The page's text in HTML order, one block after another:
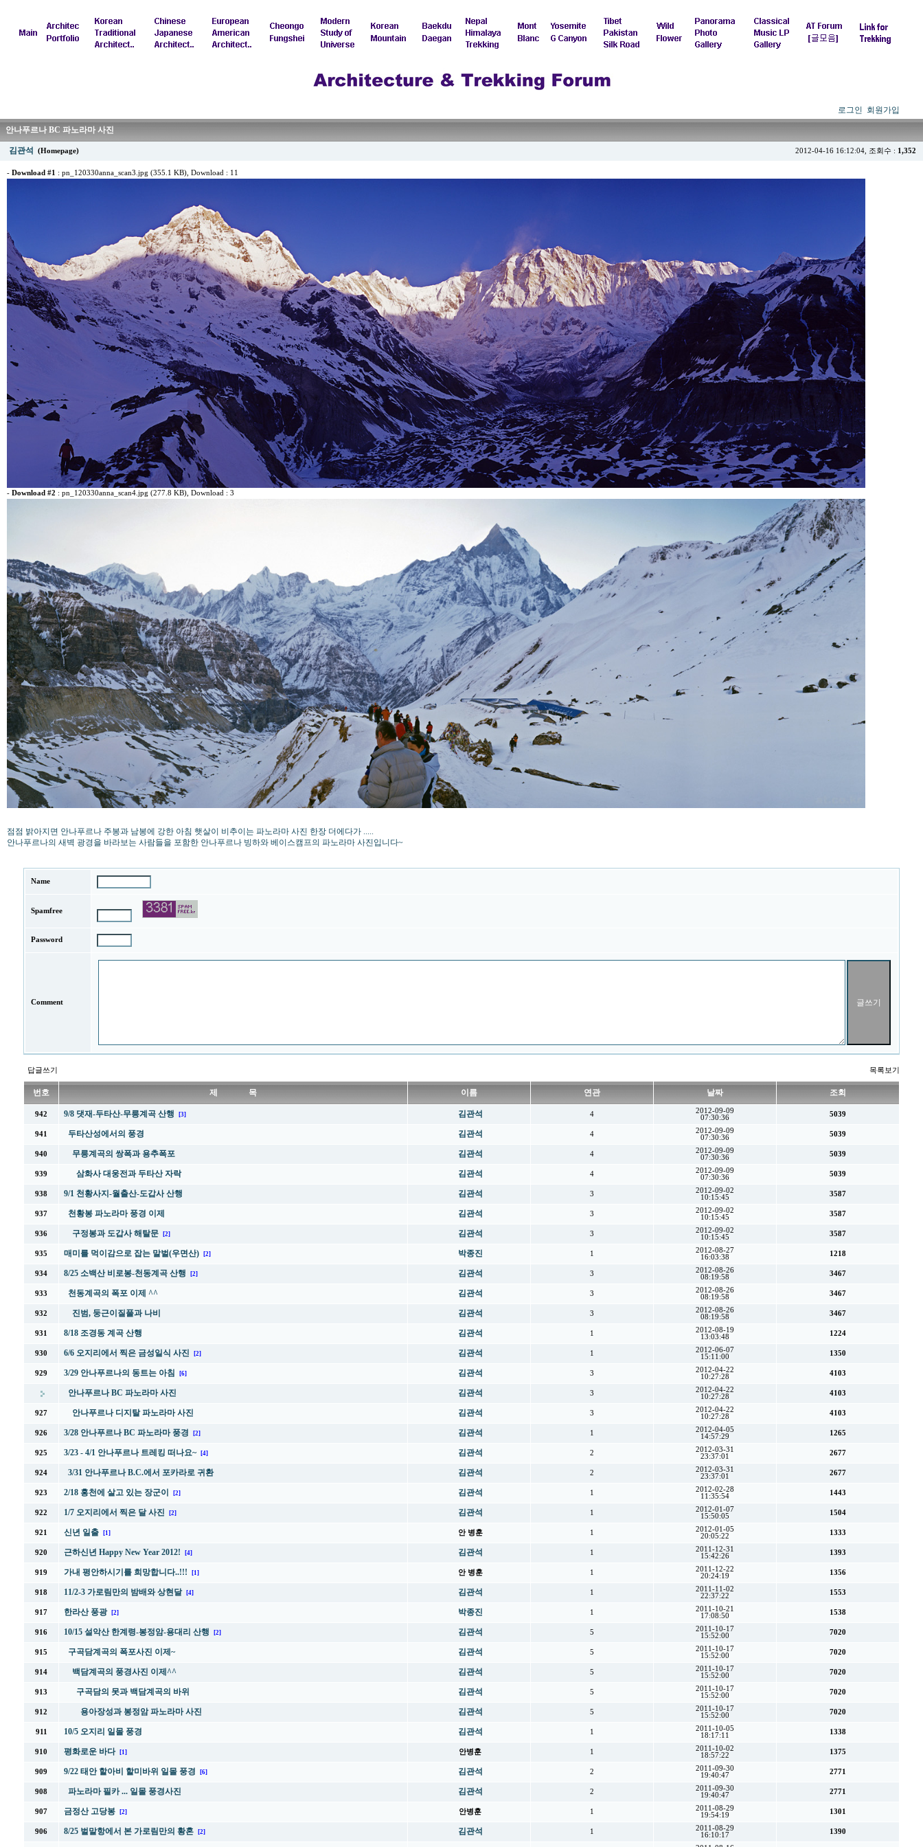
로그인 회원가입
안나푸르나 BC 파노라마 사진
김관석 (Homepage) 2012-04-16 16:12:04, 조회수 : 1,352
- Download #1 : pn_120330anna_scan3.jpg (355.1 KB) , Download : 11
- Download #2 : pn_120330anna_scan4.jpg (277.8 KB) , Download : 3
점점 밝아지면 안나푸르나 주봉과 남봉에 강한 아침 햇살이 비추이는 파노라마 사진 한장 더에다가 .....
안나푸르나의 새벽 광경을 바라보는 사람들을 포함한 안나푸르나 빙하와 베이스캠프의 파노라마 사진입니다~
Name
Spamfree
Password
Comment
답글쓰기 목록보기
번호 제 목 이름 연관 날짜 조회
942 9/8 댓재-두타산-무릉계곡 산행 [3] 김관석 4
2012-09-09
07:30:36
5039
941 두타산성에서의 풍경 김관석 4
2012-09-09
07:30:36
5039
940 무릉계곡의 쌍폭과 용추폭포 김관석 4
2012-09-09
07:30:36
5039
939 삼화사 대웅전과 두타산 자락 김관석 4
2012-09-09
07:30:36
5039
938 9/1 천황사지-월출산-도갑사 산행 김관석 3
2012-09-02
10:15:45
3587
937 천황봉 파노라마 풍경 이제 김관석 3
2012-09-02
10:15:45
3587
936 구정봉과 도갑사 해탈문 [2] 김관석 3
2012-09-02
10:15:45
3587
935 매미를 먹이감으로 잡는 말벌(우면산) [2] 박종진 1
2012-08-27
16:03:38
1218
934 8/25 소백산 비로봉-천동계곡 산행 [2] 김관석 3
2012-08-26
08:19:58
3467
933 천동계곡의 폭포 이제 ^^ 김관석 3
2012-08-26
08:19:58
3467
932 진범, 둥근이질풀과 나비 김관석 3
2012-08-26
08:19:58
3467
931 8/18 조경동 계곡 산행 김관석 1
2012-08-19
13:03:48
1224
930 6/6 오지리에서 찍은 금성일식 사진 [2] 김관석 1
2012-06-07
15:11:00
1350
929 3/29 안나푸르나의 동트는 아침 [6] 김관석 3
2012-04-22
10:27:28
4103
안나푸르나 BC 파노라마 사진 김관석 3
2012-04-22
10:27:28
4103
927 안나푸르나 디지탈 파노라마 사진 김관석 3
2012-04-22
10:27:28
4103
926 3/28 안나푸르나 BC 파노라마 풍경 [2] 김관석 1
2012-04-05
14:57:29
1265
925 3/23 - 4/1 안나푸르나 트레킹 떠나요~ [4] 김관석 2
2012-03-31
23:37:01
2677
924 3/31 안나푸르나 B.C.에서 포카라로 귀환 김관석 2
2012-03-31
23:37:01
2677
923 2/18 홍천에 살고 있는 장군이 [2] 김관석 1
2012-02-28
11:35:54
1443
922 1/7 오지리에서 찍은 달 사진 [2] 김관석 1
2012-01-07
15:50:05
1504
921 신년 일출 [1] 안 병훈 1
2012-01-05
20:05:22
1333
920 근하신년 Happy New Year 2012! [4] 김관석 1
2011-12-31
15:42:26
1393
919 가내 평안하시기를 희망합니다..!!! [1] 안 병훈 1
2011-12-22
20:24:19
1356
918 11/2-3 가로림만의 밤배와 상현달 [4] 김관석 1
2011-11-02
22:37:22
1553
917 한라산 풍광 [2] 박종진 1
2011-10-21
17:08:50
1538
916 10/15 설악산 한계령-봉정암-용대리 산행 [2] 김관석 5
2011-10-17
15:52:00
7020
915 구곡담계곡의 폭포사진 이제~ 김관석 5
2011-10-17
15:52:00
7020
914 백담계곡의 풍경사진 이제^^ 김관석 5
2011-10-17
15:52:00
7020
913 구곡담의 못과 백담계곡의 바위 김관석 5
2011-10-17
15:52:00
7020
912 용아장성과 봉정암 파노라마 사진 김관석 5
2011-10-17
15:52:00
7020
911 10/5 오지리 일몰 풍경 김관석 1
2011-10-05
18:17:11
1338
910 평화로운 바다 [1] 안병훈 1
2011-10-02
18:57:22
1375
909 9/22 태안 할아비 할미바위 일몰 풍경 [6] 김관석 2
2011-09-30
19:40:47
2771
908 파노라마 필카 ... 일몰 풍경사진 김관석 2
2011-09-30
19:40:47
2771
907 금정산 고당봉 [2] 안병훈 1
2011-08-29
19:54:19
1301
906 8/25 벌말항에서 본 가로림만의 황혼 [2] 김관석 1
2011-08-29
16:10:17
1390